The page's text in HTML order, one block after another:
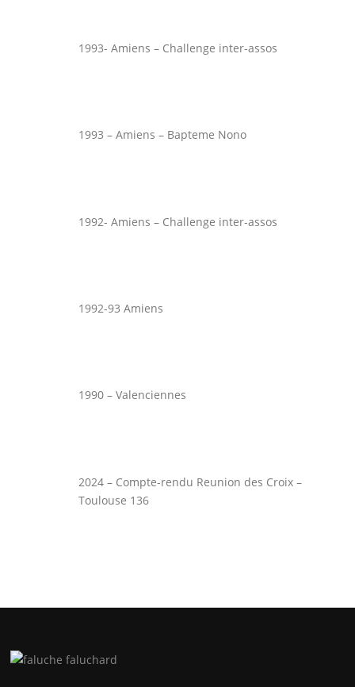
1993- Amiens – Challenge inter-assos
1993 – Amiens – Bapteme Nono
1992- Amiens – Challenge inter-assos
1992-93 Amiens
1990 – Valenciennes
2024 – Compte-rendu Reunion des Croix –
Toulouse 136